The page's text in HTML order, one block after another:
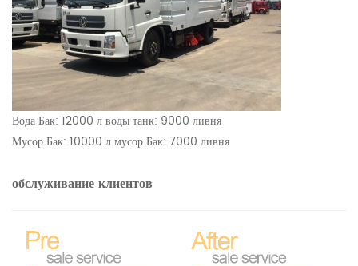
Вода Бак: 12000 л воды танк: 9000 ливня
Мусор Бак: 10000 л мусор Бак: 7000 ливня
обслуживание клиентов